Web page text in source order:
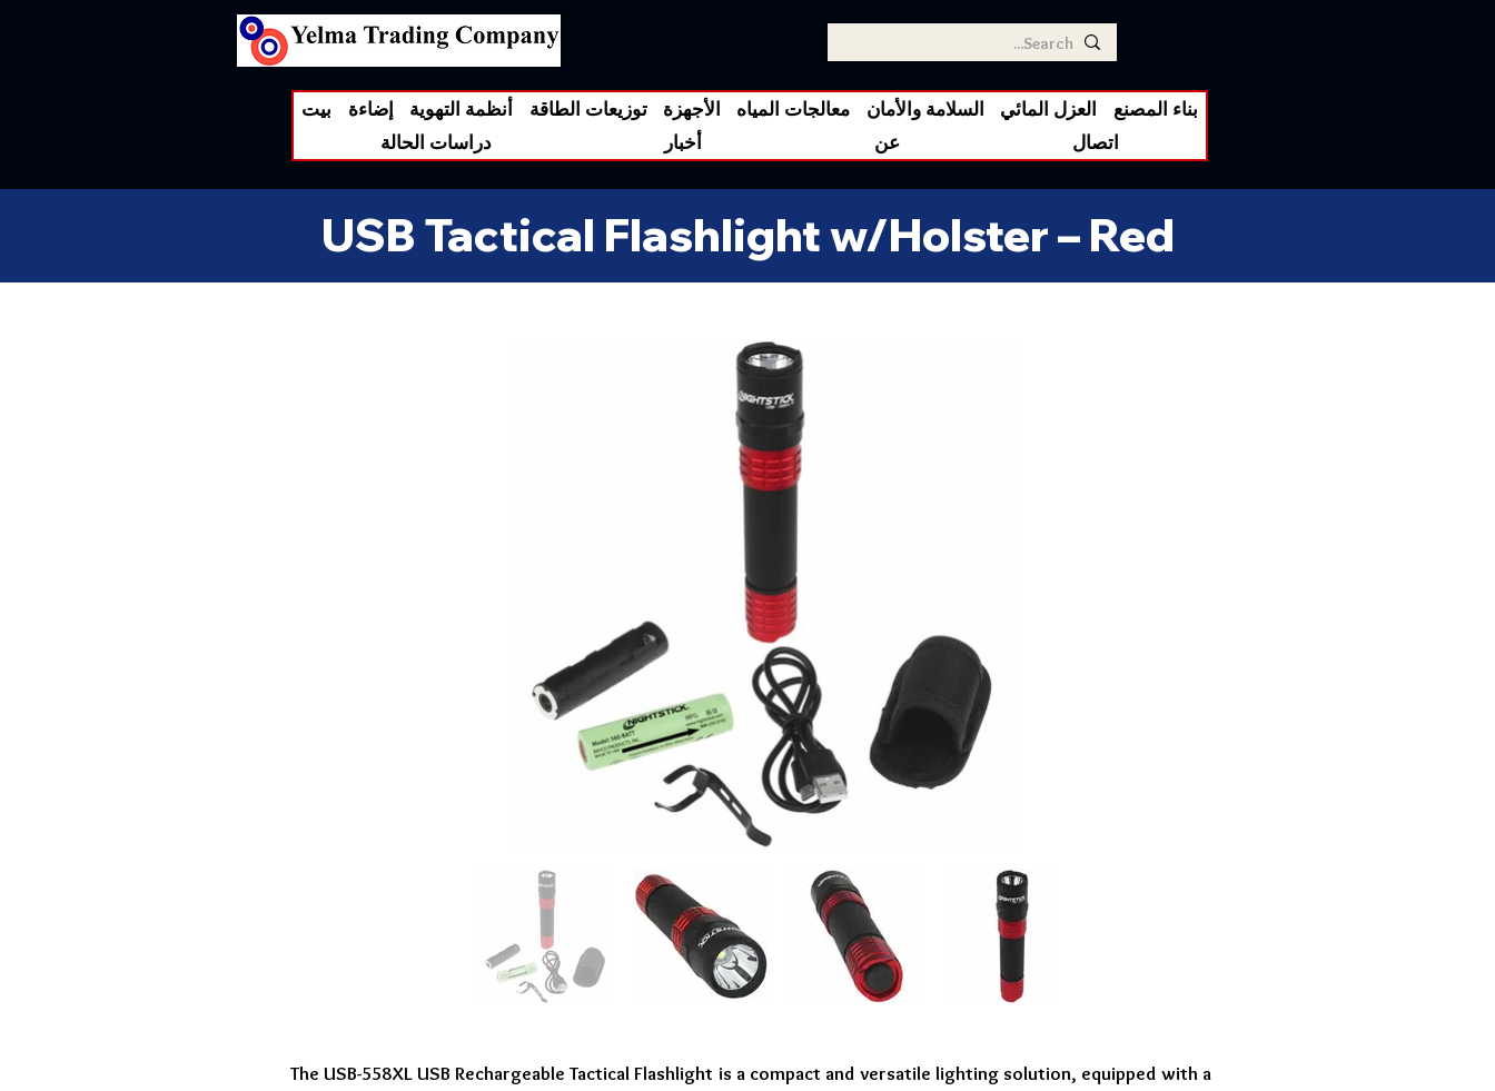
بيت إضاءة أنظمة التهوية توزيعات الطاقة الأجهزة معالجات المياه السلامة والأمان العزل المائي
بناء المصنع
دراسات الحالة
أخبار عن اتصال
USB Tactical Flashlight w/Holster – Red
The USB-558XL USB Rechargeable Tactical Flashlight is a compact and versatile lighting solution, equipped with a